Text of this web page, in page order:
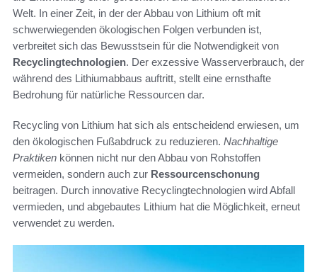
Welt. In einer Zeit, in der der Abbau von Lithium oft mit
schwerwiegenden ökologischen Folgen verbunden ist,
verbreitet sich das Bewusstsein für die Notwendigkeit von
Recyclingtechnologien. Der exzessive Wasserverbrauch, der
während des Lithiumabbaus auftritt, stellt eine ernsthafte
Bedrohung für natürliche Ressourcen dar.
Recycling von Lithium hat sich als entscheidend erwiesen, um
den ökologischen Fußabdruck zu reduzieren. Nachhaltige
Praktiken können nicht nur den Abbau von Rohstoffen
vermeiden, sondern auch zur Ressourcenschonung
beitragen. Durch innovative Recyclingtechnologien wird Abfall
vermieden, und abgebautes Lithium hat die Möglichkeit, erneut
verwendet zu werden.